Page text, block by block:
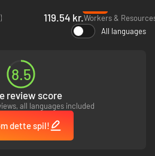
styrke på bekostning af rivaler.
rivalers respekt, imens du opbygger en
119.54 kr.
All languages
8.5
review score
all languages included
dette spil!